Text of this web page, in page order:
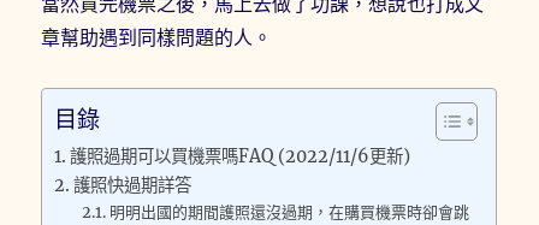
章幫助遇到同樣問題的人。
目錄
護照過期可以買機票嗎FAQ (2022/11/6更新)
護照快過期詳答
明明出國的期間護照還沒過期，在購買機票時卻會跳